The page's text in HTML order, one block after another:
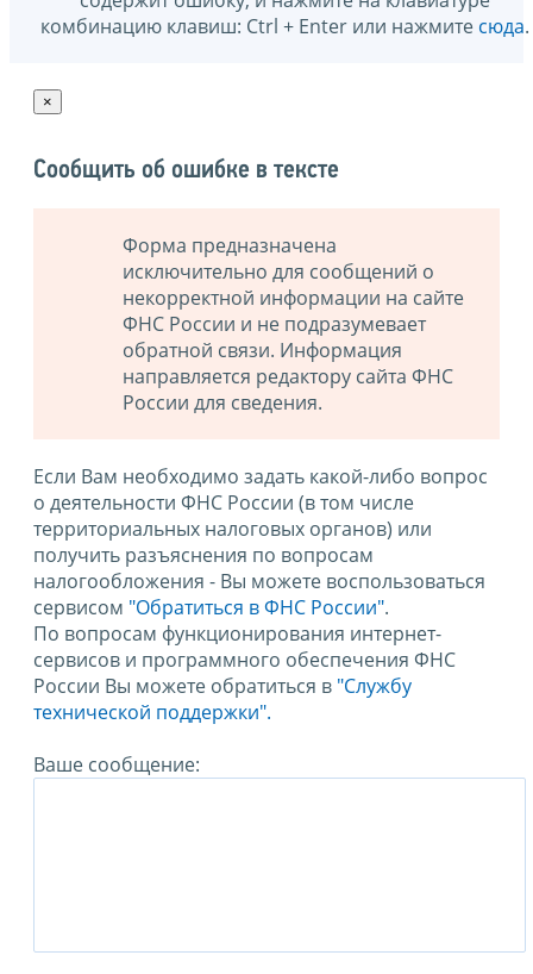
комбинацию клавиш: Ctrl + Enter или нажмите сюда.
×
Сообщить об ошибке в тексте
Форма предназначена
исключительно для сообщений о
некорректной информации на сайте
ФНС России и не подразумевает
обратной связи. Информация
направляется редактору сайта ФНС
России для сведения.
Если Вам необходимо задать какой-либо вопрос
о деятельности ФНС России (в том числе
территориальных налоговых органов) или
получить разъяснения по вопросам
налогообложения - Вы можете воспользоваться
сервисом "Обратиться в ФНС России".
По вопросам функционирования интернет-
сервисов и программного обеспечения ФНС
России Вы можете обратиться в "Службу
технической поддержки".
Ваше сообщение: